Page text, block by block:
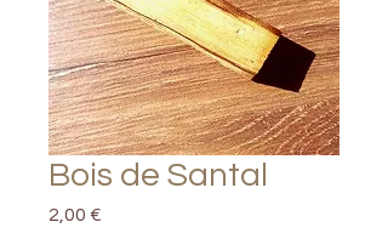
Bois de Santal
2,00 €